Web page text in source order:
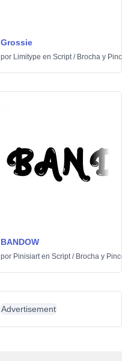
Grossie
por Limitype en Script/ Brocha y
BANDOW
por Pinisiarten Script/ Brocha y
Advertisement